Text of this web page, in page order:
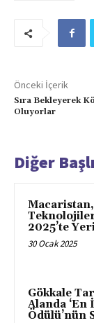
Önceki İçerik
Sıra Bekleyerek
Oluyorlar
Diğer
2025’te
30 Ocak 2025
Gökkale
Alanda ‘En
Ödülü’nün